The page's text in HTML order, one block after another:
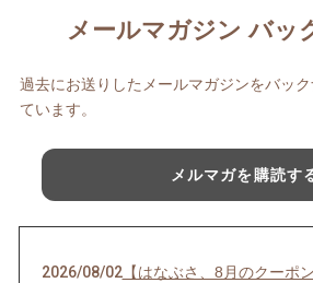
メールマガジン バッ
過去にお送りしたメールマガジンをバッ
ています。
メルマガを購読す
2026/08/02【はなぶさ、8月のクーポン